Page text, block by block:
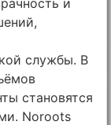
службы. В
становятся
Noroots